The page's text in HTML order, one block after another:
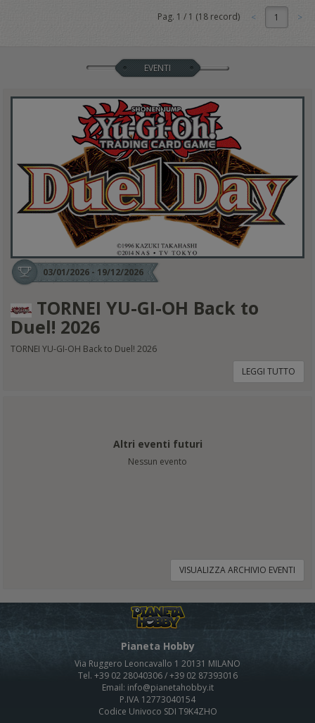
Pag. 1 / 1 (18 record) 1
EVENTI
03/01/2026 - 19/12/2026
TORNEI YU-GI-OH Back to
Duel! 2026
TORNEI YU-GI-OH Back to Duel! 2026
LEGGI TUTTO
Altri eventi futuri
Nessun evento
VISUALIZZA ARCHIVIO EVENTI
Pianeta Hobby
Via Ruggero Leoncavallo 1 20131 MILANO
Tel. +39 02 28040306 / +39 02 87393016
Email: info@pianetahobby.it
P.IVA 12773040154
Codice Univoco SDI T9K4ZHO